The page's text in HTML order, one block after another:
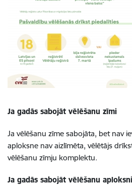
Ja gadās sabojāt vēlēšanu zīmi
Ja vēlēšanu zīme sabojāta, bet nav
aploksne nav aizlīmēta, vēlētājs
vēlēšanu zīmju komplektu.
Ja gadās sabojāt vēlēšanu aploksni